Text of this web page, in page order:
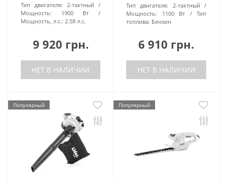
Тип двигателя:
2-тактный
Мощность:
1900 Вт
Мощность, л.с.: 2.58 л.с.
9 920 грн.
НЕТ В НАЛИЧИИ
Тип двигателя:
2-тактный
Мощность:
1100 Вт
Тип
топлива: Бензин
6 910 грн.
НЕТ В НАЛИЧИИ
Популярный Популярный